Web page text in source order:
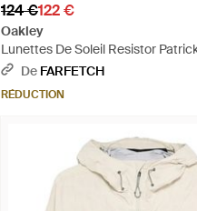
124 €122 €
Oakley
Lunettes De Soleil Resistor
Orange
De FARFETCH
RÉDUCTION